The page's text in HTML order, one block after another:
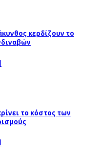
κερδίζουν το
το κόστος των